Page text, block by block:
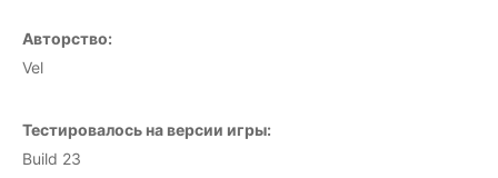
Авторство:
Vel
Тестировалось на версии игры:
Build 23